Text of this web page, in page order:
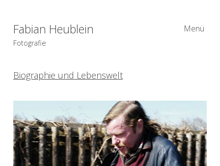
Fabian Heublein
Fotografie
Menü
Biographie und Lebenswelt